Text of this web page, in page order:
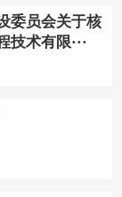
委员会关于核
术有限···